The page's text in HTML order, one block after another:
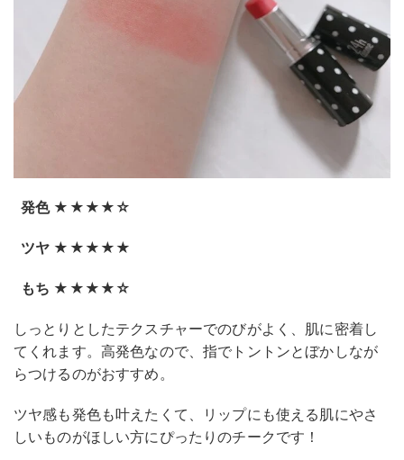
発色 ★★★★☆
ツヤ ★★★★★
もち ★★★★☆
しっとりとしたテクスチャーでのびがよく、肌に密着し
てくれます。高発色なので、指でトントンとぼかしなが
らつけるのがおすすめ。
ツヤ感も発色も叶えたくて、リップにも使える肌にやさ
しいものがほしい方にぴったりのチークです！